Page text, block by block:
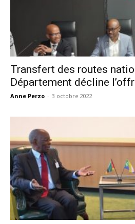
Transfert des routes
Département décline
Anne Perzo - 3 octobre 2022